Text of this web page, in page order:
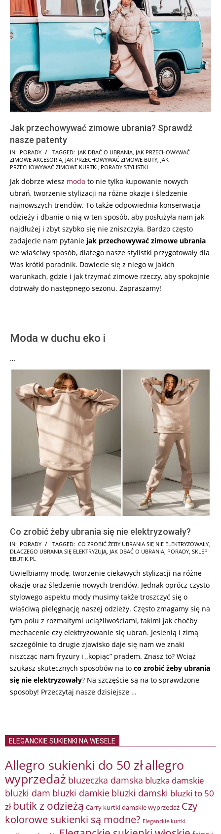
Jak przechowywać zimowe ubrania? Sprawdź
nasze patenty
2024-
09-
IN: PORADY TAGGED: JAK DBAĆ O UBRANIA JAK PRZECHOWYWAĆ
ZIMOWE AKCESORIA JAK PRZECHOWYWAĆ ZIMOWE BUTY JAK
PRZECHOWYWAĆ ZIMOWE KURTKI PORADY STYLISTKI
Jak dobrze wiesz moda to nie tylko kupowanie nowych
ubrań, tworzenie stylizacji na różne okazje i śledzenie
najnowszych trendów. To także odpowiednia konserwacja
odzieży i dbanie o nią w ten sposób, aby posłużyła nam jak
najdłużej i zbyt szybko się nie zniszczyła. Bardzo często
zadajecie nam pytanie jak przechowywać zimowe ubrania
we właściwy sposób, dlatego nasze stylistki przygotowały dla
Was krótki poradnik. Dowiecie się z niego w jakich
warunkach, gdzie i jak trzymać zimowe rzeczy, aby spokojnie
dotrwały do następnego sezonu. Zapraszamy!
Moda w duchu eko i
…
Co zrobić żeby ubrania się nie elektryzowały?
2024-
09-
IN: PORADY TAGGED: CO ZROBIĆ ŻEBY UBRANIA SIĘ NIE ELEKTRYZOWAŁY
DLACZEGO UBRANIA SIĘ ELEKTRYZUJĄ JAK DBAĆ O UBRANIA PORADY SKLEP
EBUTIK.PL
Uwielbiamy modę, tworzenie ciekawych stylizacji na różne
okazje oraz śledzenie nowych trendów. Jednak oprócz czysto
stylowego aspektu mody musimy także troszczyć się o
właściwą pielęgnację naszej odzieży. Często zmagamy się na
tym polu z rozmaitymi uciążliwościami, takimi jak choćby
mechacenie czy elektryzowanie się ubrań. Jesienią i zimą
szczególnie to drugie zjawisko daje się nam we znaki
niszcząc nam fryzury i „kopiąc” prądem. Znasz to? Wciąż
szukasz skutecznych sposobów na to co zrobić żeby ubrania
się nie elektryzowały? Na szczęście są na to sprawdzone
sposoby! Przeczytaj nasze dzisiejsze …
ELEGANCKIE SUKIENKI NA WESELE
Allegro sukienki do 50 złallegro
wyprzedaż bluzeczka damska bluzka damskie
bluzki dam bluzki damkie bluzki damski bluzki to 50
zł butik z odzieżą Carry kurtki damskie wyprzedaż Czy
kolorowe sukienki są modne? Eleganckie kurtki